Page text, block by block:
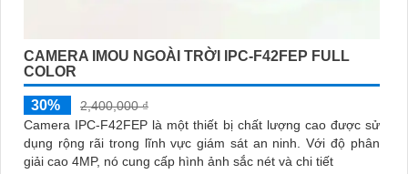
CAMERA IMOU NGOÀI TRỜI IPC-F42FEP FULL
COLOR
30%
2,400,000 ₫
Camera IPC-F42FEP là một thiết bị chất lượng cao được sử
dụng rộng rãi trong lĩnh vực giám sát an ninh. Với độ phân
giải cao 4MP, nó cung cấp hình ảnh sắc nét và chi tiết